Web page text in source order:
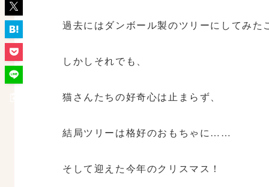
過去にはダンボール製のツリーにしてみた
しかしそれでも、
猫さんたちの好奇心は止まらず、
結局ツリーは格好のおもちゃに……
そして迎えた今年のクリスマス！